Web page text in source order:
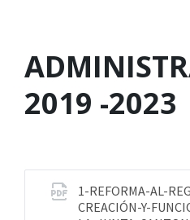
2019 -2023
1-REFORMA-AL-
CREACIÓN-Y-